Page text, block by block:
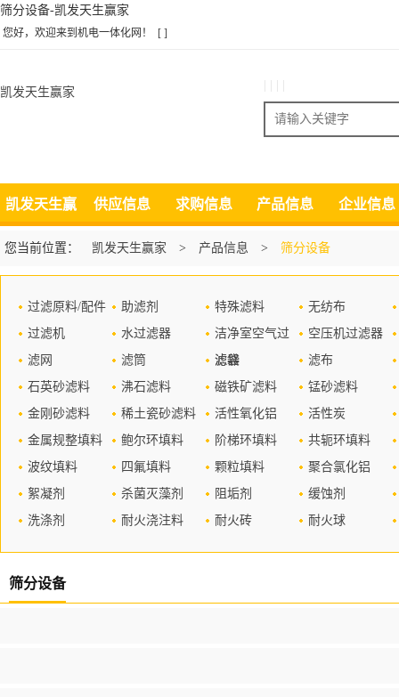
筛分设备-凯发天生赢家
您好，欢迎来到机电一体化网！ [ ]
凯发天生赢家
搜索
凯发天生赢
家
供应信息 求购信息 产品信息 企业信息
您当前位置： 凯发天生赢家 > 产品信息 > 筛分设备
过滤原料/配件 助滤剂 特殊滤料
无纺布
过滤机
水过滤器
洁净室空气过
滤器
空压机过滤器
滤网
滤筒 滤袋
滤布
石英砂滤料
沸石滤料 磁铁矿滤料
锰砂滤料
金刚砂滤料
稀土瓷砂滤料 活性氧化铝
活性炭
金属规整填料
鲍尔环填料 阶梯环填料
共轭环填料
波纹填料
四氟填料 颗粒填料
聚合氯化铝
絮凝剂
杀菌灭藻剂 阻垢剂
缓蚀剂
洗涤剂
耐火浇注料 耐火砖 耐火球
筛分设备